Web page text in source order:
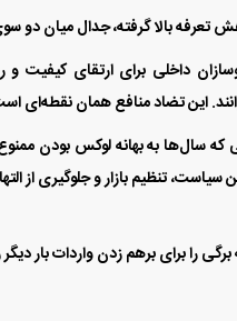
بالا گرفته، جدال میان دو
داخلی برای ارتقای کیفیت و
این تضاد منافع همان
آزادسازی واردات خودرو‌های بالای ۲۵۰۰ سی‌سی که
تنظیم بازار و جلوگیری از
را برای برهم زدن واردات بار